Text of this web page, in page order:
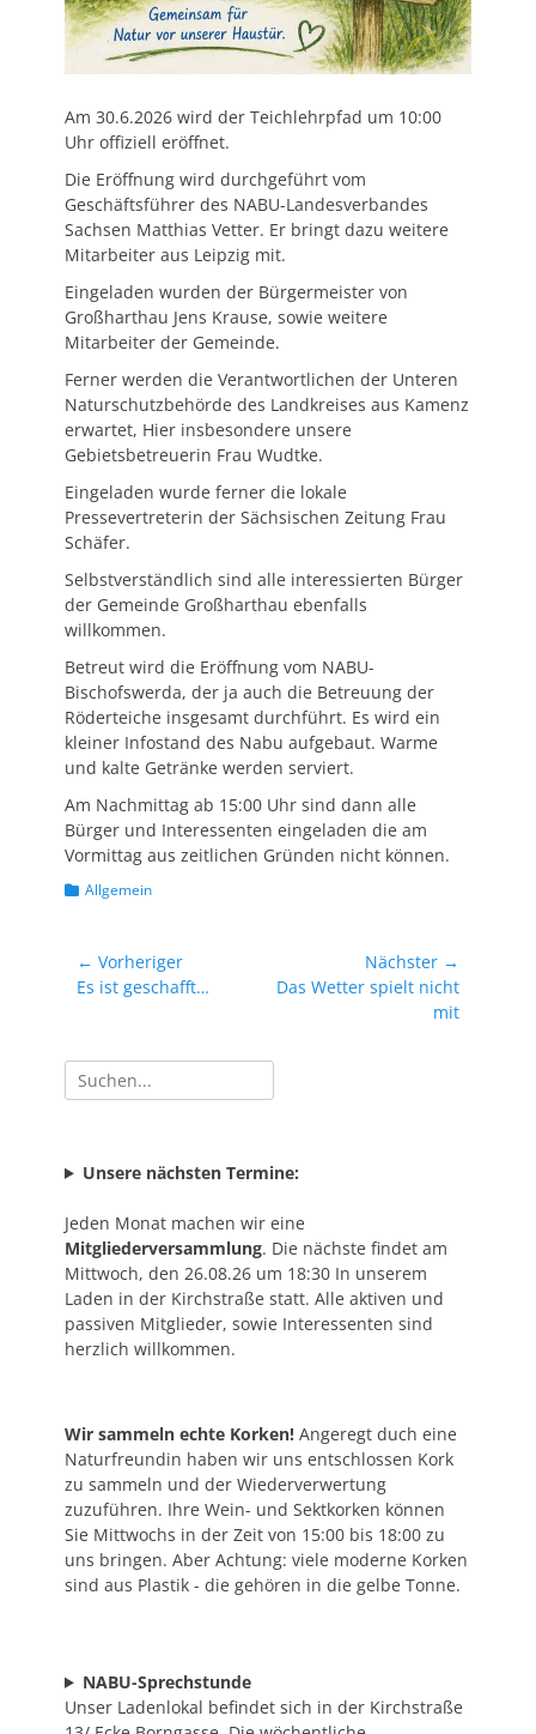
Am 30.6.2026 wird der Teichlehrpfad um 10:00
Uhr offiziell eröffnet.
Die Eröffnung wird durchgeführt vom
Geschäftsführer des NABU-Landesverbandes
Sachsen Matthias Vetter. Er bringt dazu weitere
Mitarbeiter aus Leipzig mit.
Eingeladen wurden der Bürgermeister von
Großharthau Jens Krause, sowie weitere
Mitarbeiter der Gemeinde.
Ferner werden die Verantwortlichen der Unteren
Naturschutzbehörde des Landkreises aus Kamenz
erwartet, Hier insbesondere unsere
Gebietsbetreuerin Frau Wudtke.
Eingeladen wurde ferner die lokale
Pressevertreterin der Sächsischen Zeitung Frau
Schäfer.
Selbstverständlich sind alle interessierten Bürger
der Gemeinde Großharthau ebenfalls
willkommen.
Betreut wird die Eröffnung vom NABU-
Bischofswerda, der ja auch die Betreuung der
Röderteiche insgesamt durchführt. Es wird ein
kleiner Infostand des Nabu aufgebaut. Warme
und kalte Getränke werden serviert.
Am Nachmittag ab 15:00 Uhr sind dann alle
Bürger und Interessenten eingeladen die am
Vormittag aus zeitlichen Gründen nicht können.
Kategorien
Allgemein
Beitragsnavigation
← Vorheriger
Vorheriger
Es ist geschafft…
Nächster →
Nächster
Das Wetter spielt nicht
mit
Suchen
nach:
Unsere nächsten Termine:
Jeden Monat machen wir eine
Mitgliederversammlung. Die nächste findet am
Mittwoch, den 26.08.26 um 18:30 In unserem
Laden in der Kirchstraße statt. Alle aktiven und
passiven Mitglieder, sowie Interessenten sind
herzlich willkommen.
Wir sammeln echte Korken! Angeregt duch eine
Naturfreundin haben wir uns entschlossen Kork
zu sammeln und der Wiederverwertung
zuzuführen. Ihre Wein- und Sektkorken können
Sie Mittwochs in der Zeit von 15:00 bis 18:00 zu
uns bringen. Aber Achtung: viele moderne Korken
sind aus Plastik - die gehören in die gelbe Tonne.
NABU-Sprechstunde
Unser Ladenlokal befindet sich in der Kirchstraße